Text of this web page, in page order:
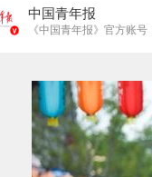
中国青年报
《中国青年报》官方账号